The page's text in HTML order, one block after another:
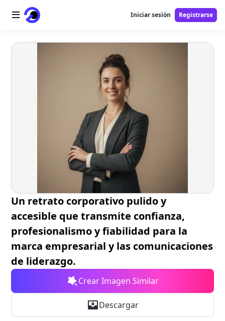
Inicio
Herramientas AI
Herramientas gratuitas
Iniciar sesión Registrarse
Un retrato corporativo pulido y
accesible que transmite confianza,
profesionalismo y fiabilidad para la
marca empresarial y las comunicaciones
de liderazgo.
Crear Imagen Similar
Descargar